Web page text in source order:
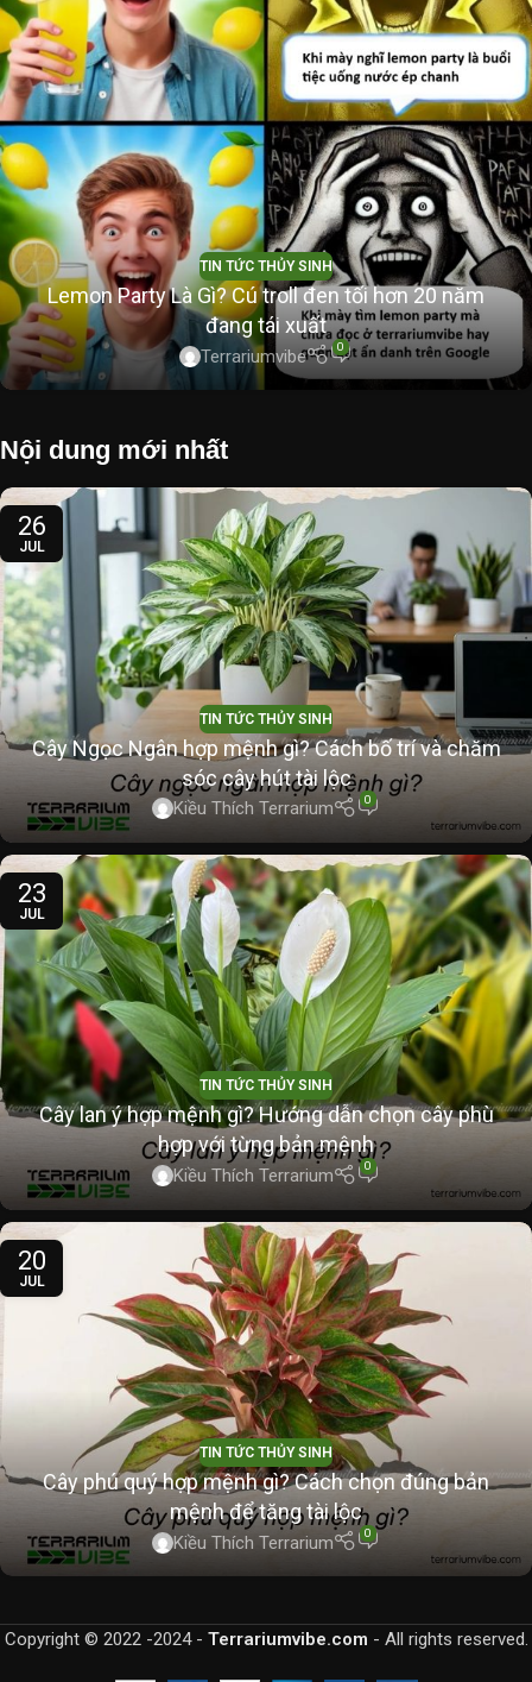
TIN TỨC THỦY SINH
Lemon Party Là Gì? Cú troll đen tối hơn 20 năm
đang tái xuất
Terrariumvibe 0
Nội dung mới nhất
26
JUL
TIN TỨC THỦY SINH
Cây Ngọc Ngân hợp mệnh gì? Cách bố trí và chăm
sóc cây hút tài lộc
Kiều Thích Terrarium 0
23
JUL
TIN TỨC THỦY SINH
Cây lan ý hợp mệnh gì? Hướng dẫn chọn cây phù
hợp với từng bản mệnh
Kiều Thích Terrarium 0
20
JUL
TIN TỨC THỦY SINH
Cây phú quý hợp mệnh gì? Cách chọn đúng bản
mệnh để tăng tài lộc
Kiều Thích Terrarium 0
Copyright © 2022 -2024 - Terrariumvibe.com - All rights reserved.